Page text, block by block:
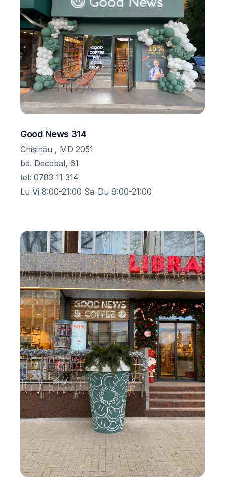
Good News 314
Chișinău , MD 2051
bd. Decebal, 61
tel: 0783 11 314
Lu-Vi 8:00-21:00 Sa-Du 9:00-21:00